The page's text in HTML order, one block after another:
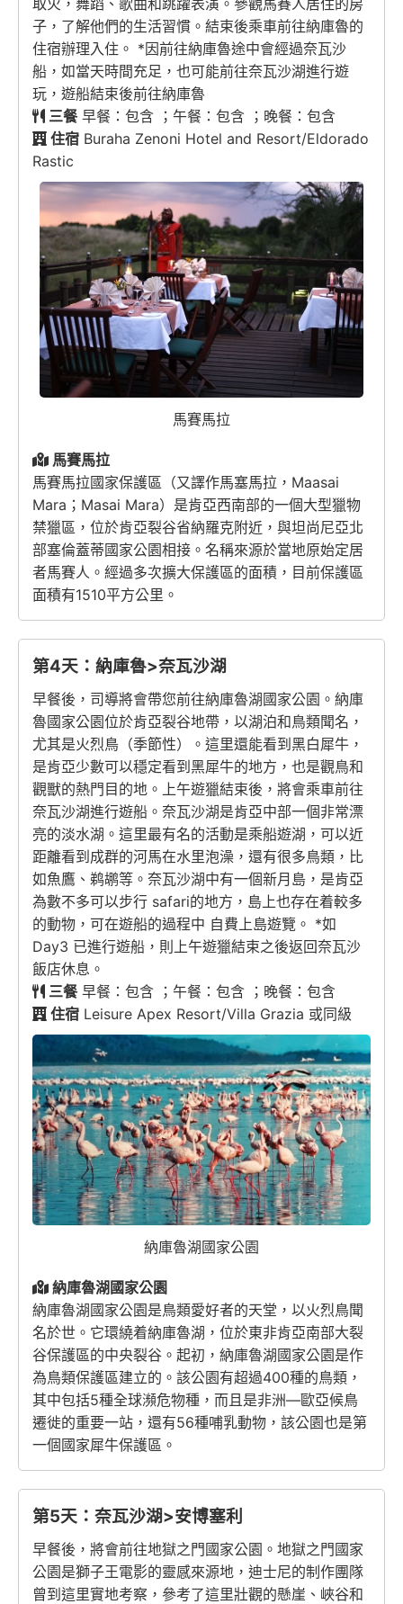
取火，舞蹈、歌曲和跳躍表演。參觀馬賽人居住的房
子，了解他們的生活習慣。結束後乘車前往納庫魯的
住宿辦理入住。 *因前往納庫魯途中會經過奈瓦沙
船，如當天時間充足，也可能前往奈瓦沙湖進行遊
玩，遊船結束後前往納庫魯
三餐早餐：包含 ；午餐：包含 ；晚餐：包含
住宿 Buraha Zenoni Hotel and Resort/Eldorado
Rastic
馬賽馬拉
馬賽馬拉
馬賽馬拉國家保護區（又譯作馬塞馬拉，Maasai
Mara；Masai Mara）是肯亞西南部的一個大型獵物
禁獵區，位於肯亞裂谷省納羅克附近，與坦尚尼亞北
部塞倫蓋蒂國家公園相接。名稱來源於當地原始定居
者馬賽人。經過多次擴大保護區的面積，目前保護區
面積有1510平方公里。
第4天：納庫魯>奈瓦沙湖
早餐後，司導將會帶您前往納庫魯湖國家公園。納庫
魯國家公園位於肯亞裂谷地帶，以湖泊和鳥類聞名，
尤其是火烈鳥（季節性）。這里還能看到黑白犀牛，
是肯亞少數可以穩定看到黑犀牛的地方，也是觀鳥和
觀獸的熱門目的地。上午遊獵結束後，將會乘車前往
奈瓦沙湖進行遊船。奈瓦沙湖是肯亞中部一個非常漂
亮的淡水湖。這里最有名的活動是乘船遊湖，可以近
距離看到成群的河馬在水里泡澡，還有很多鳥類，比
如魚鷹、鹈鹕等。奈瓦沙湖中有一個新月島，是肯亞
為數不多可以步行 safari的地方，島上也存在着較多
的動物，可在遊船的過程中 自費上島遊覽。 *如
Day3 已進行遊船，則上午遊獵結束之後返回奈瓦沙
飯店休息。
三餐早餐：包含 ；午餐：包含 ；晚餐：包含
住宿 Leisure Apex Resort/Villa Grazia 或同級
納庫魯湖國家公園
納庫魯湖國家公園
納庫魯湖國家公園是鳥類愛好者的天堂，以火烈鳥聞
名於世。它環繞着納庫魯湖，位於東非肯亞南部大裂
谷保護區的中央裂谷。起初，納庫魯湖國家公園是作
為鳥類保護區建立的。該公園有超過400種的鳥類，
其中包括5種全球瀕危物種，而且是非洲—歐亞候鳥
遷徙的重要一站，還有56種哺乳動物，該公園也是第
一個國家犀牛保護區。
第5天：奈瓦沙湖>安博塞利
早餐後，將會前往地獄之門國家公園。地獄之門國家
公園是獅子王電影的靈感來源地，迪士尼的制作團隊
曾到這里實地考察，參考了這里壯觀的懸崖、峽谷和